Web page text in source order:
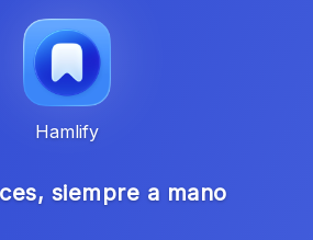
Hamlify
siempre a mano